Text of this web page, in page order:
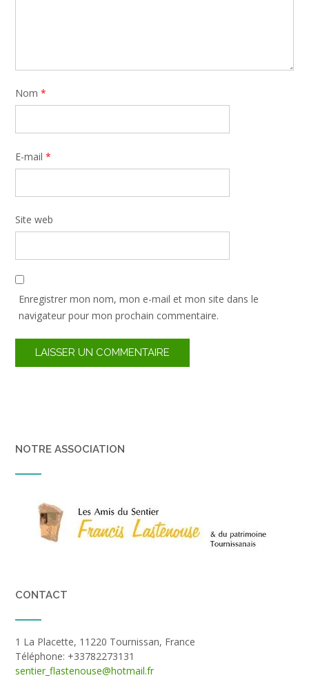
Nom *
E-mail *
Site web
Enregistrer mon nom, mon e-mail et mon site dans le
navigateur pour mon prochain commentaire.
NOTRE ASSOCIATION
CONTACT
1 La Placette, 11220 Tournissan, France
Téléphone: +33782273131
sentier_flastenouse@hotmail.fr